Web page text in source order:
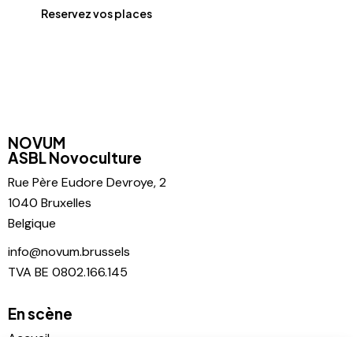
Reservez vos places
NOVUM
ASBL Novoculture
Rue Père Eudore Devroye, 2
1040 Bruxelles
Belgique
info@novum.brussels
TVA BE 0802.166.145
En scène